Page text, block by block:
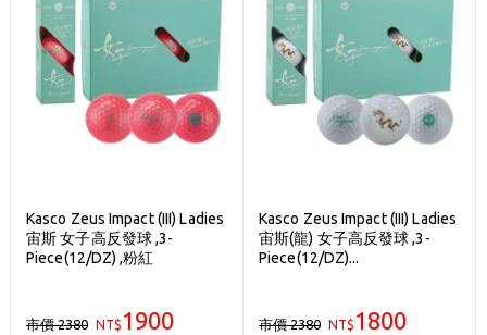
Kasco Zeus Impact (III) Ladies
宙斯 女子高反發球 ,3-
Piece(12/DZ) ,粉紅
市價 2380 NT$ 1900
Kasco Zeus Impact (III) Ladies
宙斯(龍) 女子高反發球 ,3-
Piece(12/DZ)...
市價 2380 NT$ 1800